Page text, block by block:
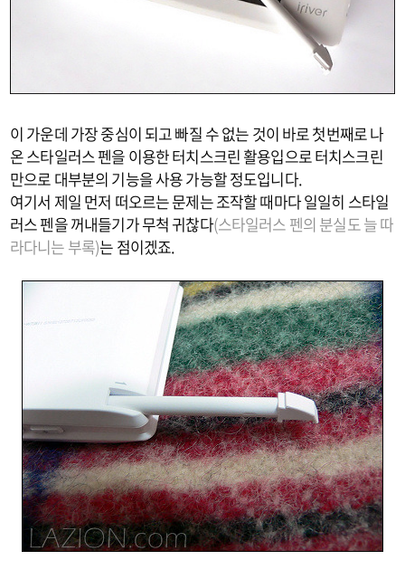
이 가운데 가장 중심이 되고 빠질 수 없는 것이 바로 첫번째로 나
온 스타일러스 펜을 이용한 터치스크린 활용입으로 터치스크린
만으로 대부분의 기능을 사용 가능할 정도입니다.
여기서 제일 먼저 떠오르는 문제는 조작할 때마다 일일히 스타일
러스 펜을 꺼내들기가 무척 귀찮다(스타일러스 펜의 분실도 늘 따
라다니는 부록)는 점이겠죠.